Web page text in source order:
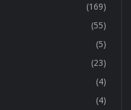
(169)
(55)
(5)
(23)
(4)
(4)